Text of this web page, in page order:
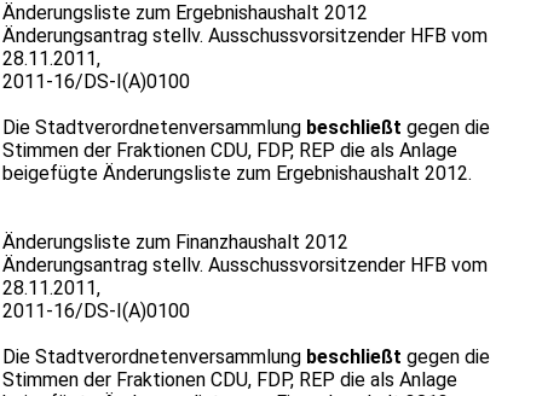
Änderungsliste zum Ergebnishaushalt 2012
Änderungsantrag stellv. Ausschussvorsitzender HFB vom
28.11.2011,
2011-16/DS-I(A)0100
Die Stadtverordnetenversammlung beschließt gegen die
Stimmen der Fraktionen CDU, FDP, REP die als Anlage
beigefügte Änderungsliste zum Ergebnishaushalt 2012.
Änderungsliste zum Finanzhaushalt 2012
Änderungsantrag stellv. Ausschussvorsitzender HFB vom
28.11.2011,
2011-16/DS-I(A)0100
Die Stadtverordnetenversammlung beschließt gegen die
Stimmen der Fraktionen CDU, FDP, REP die als Anlage